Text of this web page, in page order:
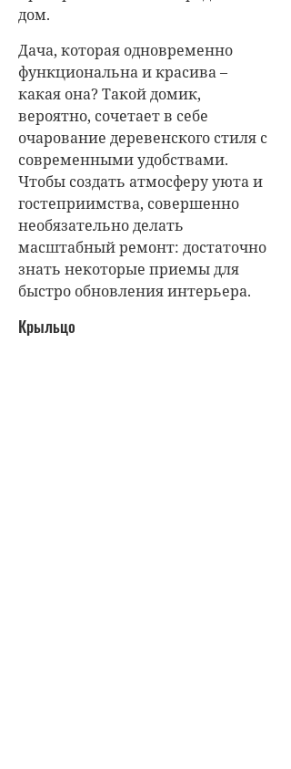
дом.
Дача, которая одновременно
функциональна и красива –
какая она? Такой домик,
вероятно, сочетает в себе
очарование деревенского стиля с
современными удобствами.
Чтобы создать атмосферу уюта и
гостеприимства, совершенно
необязательно делать
масштабный ремонт: достаточно
знать некоторые приемы для
быстро обновления интерьера.
Крыльцо